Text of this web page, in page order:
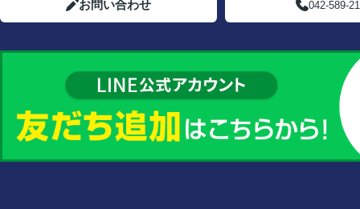
お問い合わせ 042-589-